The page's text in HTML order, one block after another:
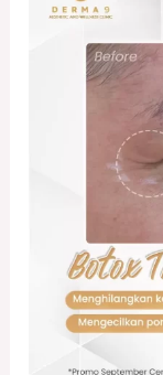
Treatment